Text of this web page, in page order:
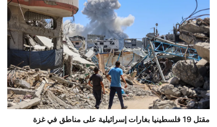
مقتل 19 فلسطينيا بغارات إسرائيلية على مناطق في غزة